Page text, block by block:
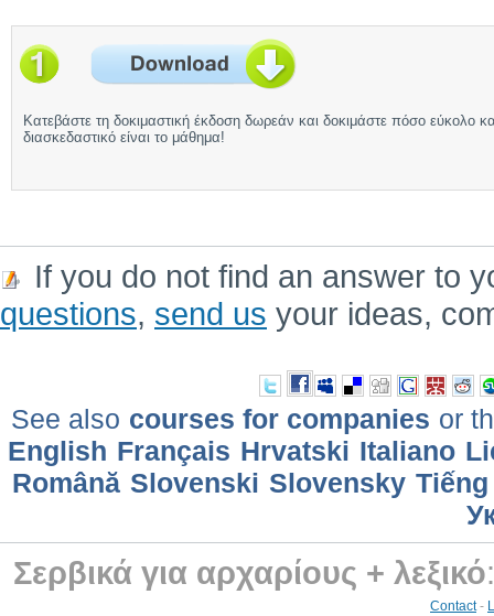
Κατεβάστε τη δοκιμαστική έκδοση δωρεάν και δοκιμάστε πόσο εύκολο
διασκεδαστικό είναι το μάθημα!
If you do not find an answer to
questions, send us your ideas,
See also courses for companies or
English Français Hrvatski Italiano
Română Slovenski Slovensky
Σερβικά για αρχαρίους + λεξικό
Contact-